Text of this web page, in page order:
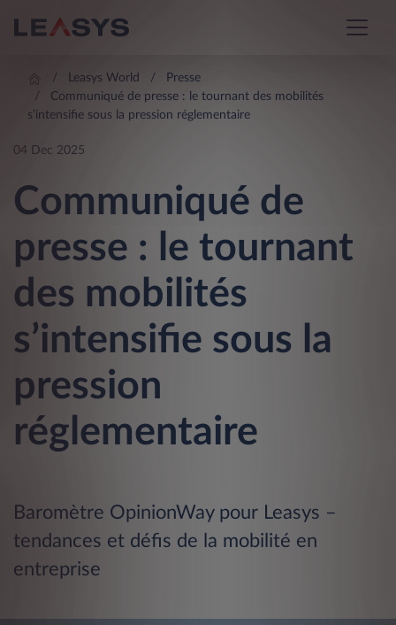
Leasys World
Presse
Communiqué de presse : le tournant des mobilités
s’intensifie sous la pression réglementaire
04 Dec 2025
Communiqué de
presse : le tournant
des mobilités
s’intensifie sous la
pression
réglementaire
Baromètre OpinionWay pour Leasys –
tendances et défis de la mobilité en
entreprise